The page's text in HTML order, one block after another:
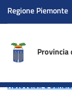
Regione Piemonte
Provincia
Autovelox e